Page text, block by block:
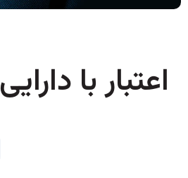
اعتبار با دارایی